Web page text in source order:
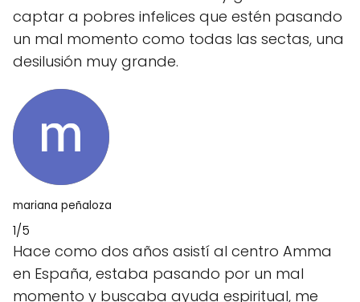
captar a pobres infelices que estén pasando
un mal momento como todas las sectas, una
desilusión muy grande.
mariana peñaloza
1/5
Hace como dos años asistí al centro Amma
en España, estaba pasando por un mal
momento y buscaba ayuda espiritual, me